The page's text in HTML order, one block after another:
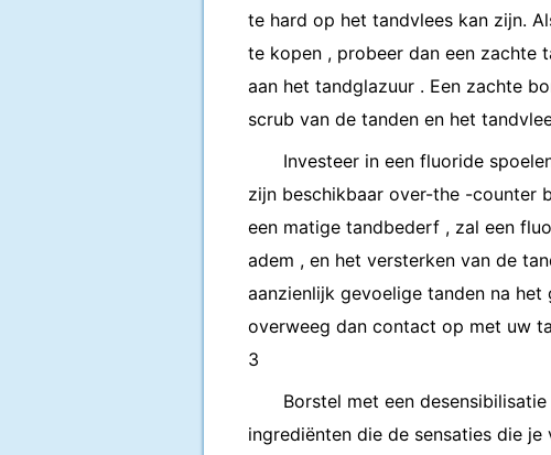
te hard op het tandvlees kan zijn.
te kopen , probeer dan een zachte
aan het tandglazuur . Een zachte
scrub van de tanden en het
Investeer in een fluoride
zijn beschikbaar over-the -counter
een matige tandbederf , zal een
adem , en het versterken van de
aanzienlijk gevoelige tanden na
overweeg dan contact op met uw
3
Borstel met een
ingrediënten die de sensaties die